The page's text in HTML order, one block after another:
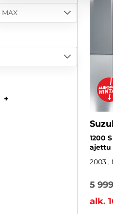
MAX
1200
ajettu
2003 ,
5
alk.